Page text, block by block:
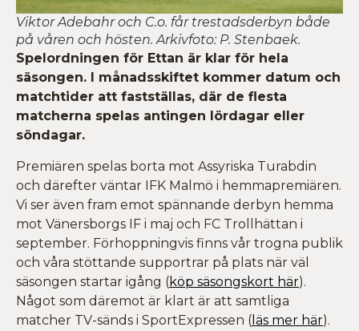
Viktor Adebahr och C.o. får trestadsderbyn både
på våren och hösten. Arkivfoto: P. Stenbaek.
Spelordningen för Ettan är klar för hela
säsongen. I månadsskiftet kommer datum och
matchtider att fastställas, där de flesta
matcherna spelas antingen lördagar eller
söndagar.
Premiären spelas borta mot Assyriska Turabdin
och därefter väntar IFK Malmö i hemmapremiären.
Vi ser även fram emot spännande derbyn hemma
mot Vänersborgs IF i maj och FC Trollhättan i
september. Förhoppningvis finns vår trogna publik
och våra stöttande supportrar på plats när väl
säsongen startar igång (köp säsongskort här).
Något som däremot är klart är att samtliga
matcher TV-sänds i SportExpressen ( läs mer här).